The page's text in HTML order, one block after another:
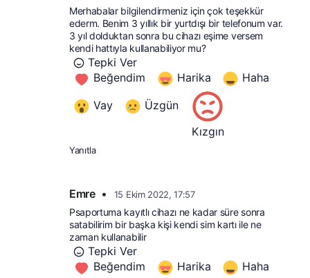
Merhabalar bilgilendirmeniz için çok teşekkür
ederm. Benim 3 yıllık bir yurtdışı bir telefonum var.
3 yıl dolduktan sonra bu cihazı eşime versem
kendi hattıyla kullanabiliyor mu?
Tepki Ver
Beğendim
Harika
Haha
Vay
Üzgün
Kızgın
Yanıtla
Emre • 15 Ekim 2022, 17:57
Psaportuma kayıtlı cihazı ne kadar süre sonra
satabilirim bir başka kişi kendi sim kartı ile ne
zaman kullanabilir
Tepki Ver
Beğendim
Harika Haha